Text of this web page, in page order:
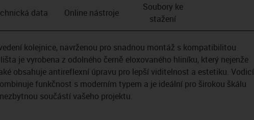
data Online nástroje
Soubory ke
stažení
kolejnice, navrženou pro snadnou montáž s kompatibilitou
je vyrobena z odolného černě eloxovaného hliníku, který nejenže
obsahuje antireflexní úpravu pro lepší viditelnost a estetiku. Vodicí
funkčnost s moderním typem a je ideální pro širokou škálu
součástí vašeho projektu.